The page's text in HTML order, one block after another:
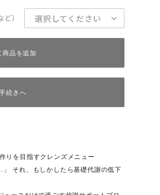
）
商品を追加
続きへ
りを目指すクレンズメニュー
それ、もしかしたら基礎代謝の低下